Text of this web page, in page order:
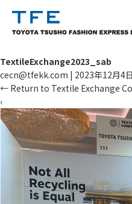
TextileExchange2023_sab
cecn@tfekk.com | 2023年12月4日
← Return to Textile Exchange
‹